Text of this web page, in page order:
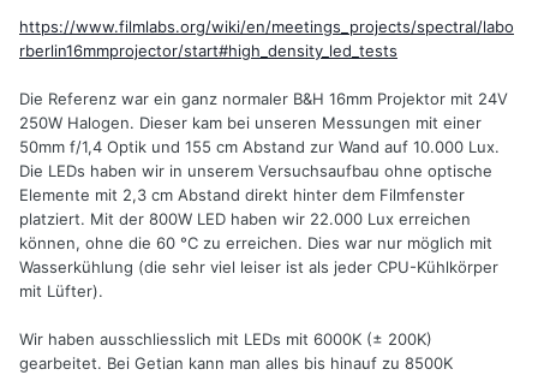
https://www.filmlabs.org/wiki/en/meetings_projects/spectral/labo
rberlin16mmprojector/start#high_density_led_tests
Die Referenz war ein ganz normaler B&H 16mm Projektor mit 24V
250W Halogen. Dieser kam bei unseren Messungen mit einer
50mm f/1,4 Optik und 155 cm Abstand zur Wand auf 10.000 Lux.
Die LEDs haben wir in unserem Versuchsaufbau ohne optische
Elemente mit 2,3 cm Abstand direkt hinter dem Filmfenster
platziert. Mit der 800W LED haben wir 22.000 Lux erreichen
können, ohne die 60 °C zu erreichen. Dies war nur möglich mit
Wasserkühlung (die sehr viel leiser ist als jeder CPU-Kühlkörper
mit Lüfter).
Wir haben ausschliesslich mit LEDs mit 6000K (± 200K)
gearbeitet. Bei Getian kann man alles bis hinauf zu 8500K